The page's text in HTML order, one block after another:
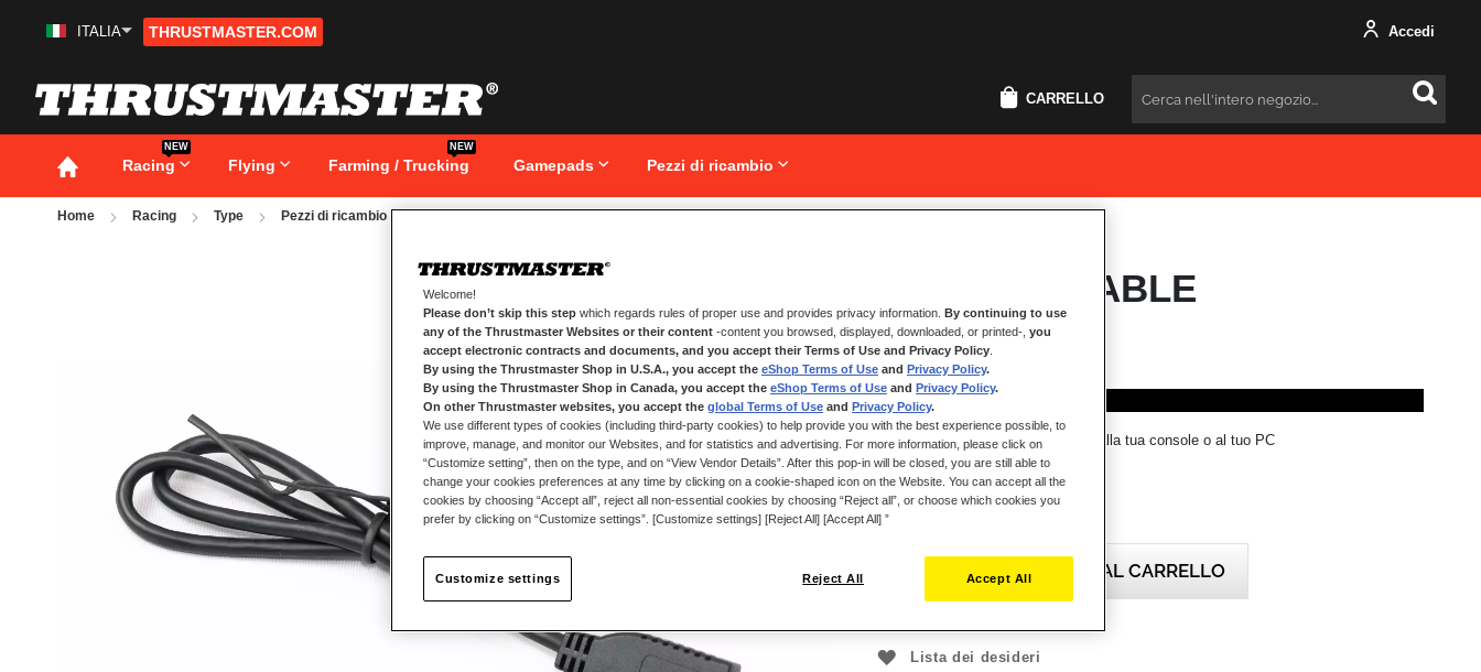
Salta
ITALIA THRUSTMASTER.COM Accedi
CARRELLO Cercare
Racing
NEW
Flying Farming / Trucking
NEW
Gamepads Pezzi di ricambio
Home Racing Type Pezzi di ricambio T248 USB CABLE
galleria
di
immagini
T248 USB CABLE
DISPONIBILE
Solo3rimasto/i
Cavo per collegare il volante T248 alla tua console o al tuo PC
9,99 €
AGGIUNGI AL CARRELLO
Lista dei desideri
Welcome!
Please don’t skip this step which regards rules of proper use and provides privacy information. By continuing to use
any of the Thrustmaster Websites or their content -content you browsed, displayed, downloaded, or printed-, you
accept electronic contracts and documents, and you accept their Terms of Use and Privacy Policy
By using the Thrustmaster Shop in U.S.A., you accept the eShop Terms of Use and Privacy Policy.
By using the Thrustmaster Shop in Canada, you accept the eShop Terms of Use and Privacy Policy.
On other Thrustmaster websites, you accept the global Terms of Use and Privacy Policy.
We use different types of cookies (including third-party cookies) to help provide you with the best experience possible, to
improve, manage, and monitor our Websites, and for statistics and advertising. For more information, please click on
“Customize setting”, then on the type, and on “View Vendor Details”. After this pop-in will be closed, you are still able to
change your cookies preferences at any time by clicking on a cookie-shaped icon on the Website. You can accept all the
cookies by choosing “Accept all”, reject all non-essential cookies by choosing “Reject all”, or choose which cookies you
prefer by clicking on “Customize settings”. [Customize settings] [Reject All] [Accept All] ”
Reject All Accept All
Customize settings